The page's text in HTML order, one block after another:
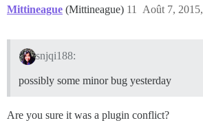
Mittineague (Mittineague) Août 7,
11
snjqi188:
possibly some minor bug yesterday
Are you sure it was a plugin conflict?